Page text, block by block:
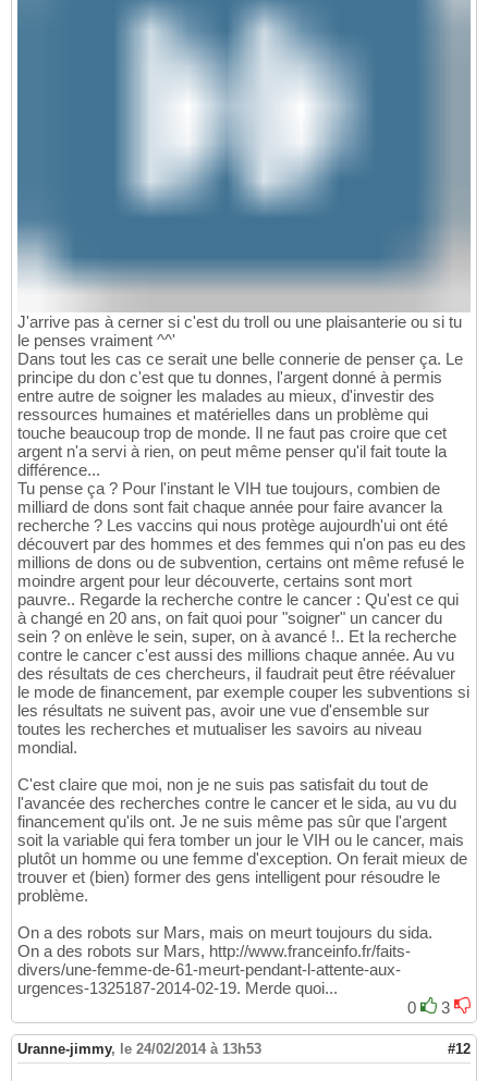
J'arrive pas à cerner si c'est du troll ou une plaisanterie ou si tu
le penses vraiment ^^'
Dans tout les cas ce serait une belle connerie de penser ça. Le
principe du don c'est que tu donnes, l'argent donné à permis
entre autre de soigner les malades au mieux, d'investir des
ressources humaines et matérielles dans un problème qui
touche beaucoup trop de monde. Il ne faut pas croire que cet
argent n'a servi à rien, on peut même penser qu'il fait toute la
différence...
Tu pense ça ? Pour l'instant le VIH tue toujours, combien de
milliard de dons sont fait chaque année pour faire avancer la
recherche ? Les vaccins qui nous protège aujourdh'ui ont été
découvert par des hommes et des femmes qui n'on pas eu des
millions de dons ou de subvention, certains ont même refusé le
moindre argent pour leur découverte, certains sont mort
pauvre.. Regarde la recherche contre le cancer : Qu'est ce qui
à changé en 20 ans, on fait quoi pour "soigner" un cancer du
sein ? on enlève le sein, super, on à avancé !.. Et la recherche
contre le cancer c'est aussi des millions chaque année. Au vu
des résultats de ces chercheurs, il faudrait peut être réévaluer
le mode de financement, par exemple couper les subventions si
les résultats ne suivent pas, avoir une vue d'ensemble sur
toutes les recherches et mutualiser les savoirs au niveau
mondial.
C'est claire que moi, non je ne suis pas satisfait du tout de
l'avancée des recherches contre le cancer et le sida, au vu du
financement qu'ils ont. Je ne suis même pas sûr que l'argent
soit la variable qui fera tomber un jour le VIH ou le cancer, mais
plutôt un homme ou une femme d'exception. On ferait mieux de
trouver et (bien) former des gens intelligent pour résoudre le
problème.
On a des robots sur Mars, mais on meurt toujours du sida.
On a des robots sur Mars, http://www.franceinfo.fr/faits-
divers/une-femme-de-61-meurt-pendant-l-attente-aux-
urgences-1325187-2014-02-19. Merde quoi...
0
3
Uranne-jimmy, le 24/02/2014 à 13h53 #12